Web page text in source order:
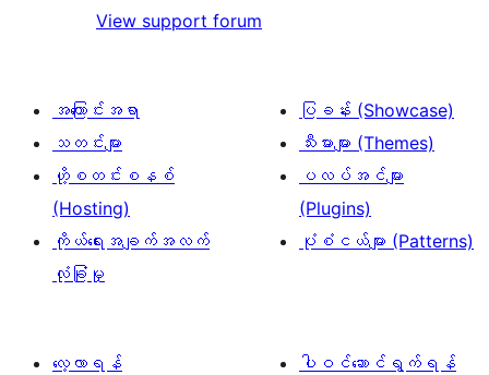
စောင်
View support forum
အကြောင်းအရာ
သတင်းများ
ဟို့စတင်းစနစ်
(Hosting)
ကိုယ်ရေးအချက်အလက်
လုံခြုံမှု
ပြခန်း (Showcase)
သီးမားများ (Themes)
ပလပ်အင်များ
(Plugins)
ပုံစံငယ်များ (Patterns)
လေ့လာရန်
ပါဝင်ဆောင်ရွက်ရန်